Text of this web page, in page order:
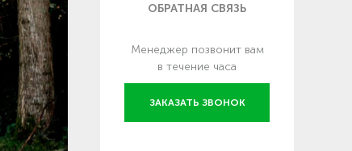
ОБРАТНАЯ СВЯЗЬ
Менеджер позвонит вам
в течение часа
ЗАКАЗАТЬ ЗВОНОК